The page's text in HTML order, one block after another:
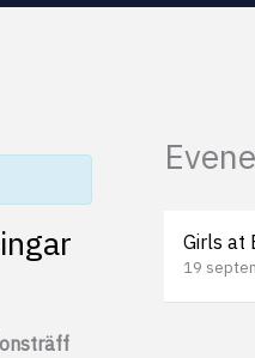
Girls at
19